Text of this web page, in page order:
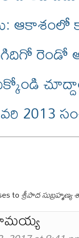
ఆకాశంలో
రెండో
2013
toశ్రీపాద సుబ్రహ్మణ్య